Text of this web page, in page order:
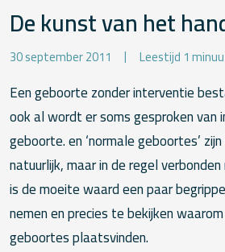
De kunst van het
30 september 2011 Leestijd 1
Een geboorte zonder interventie
ook al wordt er soms gesproken van
geboorte. en ‘normale geboortes’
natuurlijk, maar in de regel
is de moeite waard een paar
nemen en precies te bekijken
geboortes plaatsvinden.